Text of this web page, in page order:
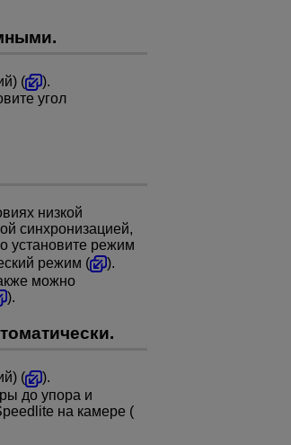
(
).
угол
низкой
синхронизацией,
установите режим
режим (
).
можно
).
(
).
до упора и
на камере (